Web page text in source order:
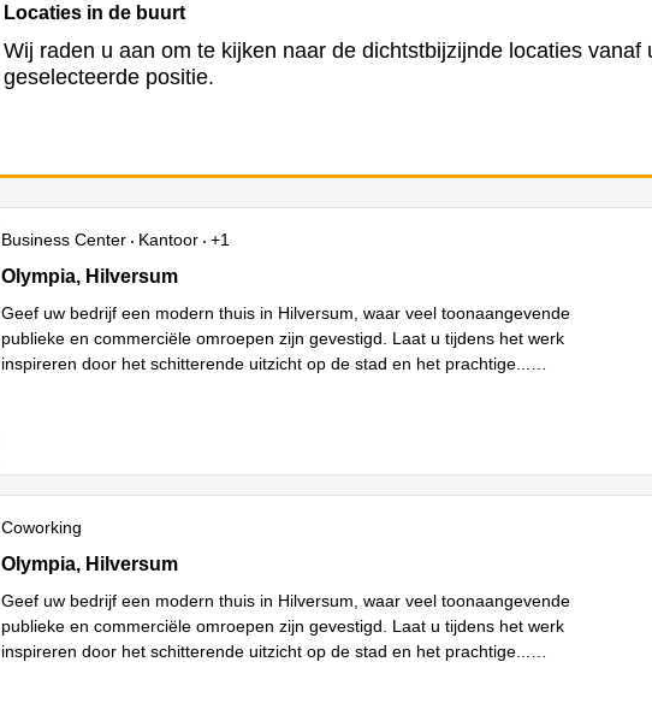
Locaties in de buurt
Wij raden u aan om te kijken naar de dichtstbijzijnde locaties vanaf
geselecteerde positie.
Business Center Kantoor
+1
Olympia 2D, Hilversum
Olympia, Hilversum
Geef uw bedrijf een modern thuis in Hilversum, waar veel toonaangevende
publieke en commerciële omroepen zijn gevestigd. Laat u tijdens het werk
inspireren door het schitterende uitzicht op de stad en het prachtige
Coworking
Olympia 2D, Hilversum
Olympia, Hilversum
Geef uw bedrijf een modern thuis in Hilversum, waar veel toonaangevende
publieke en commerciële omroepen zijn gevestigd. Laat u tijdens het werk
inspireren door het schitterende uitzicht op de stad en het prachtige